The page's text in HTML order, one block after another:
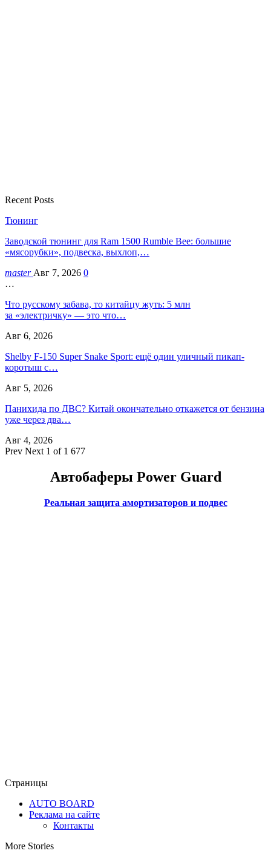
Recent Posts
Тюнинг
Заводской тюнинг для Ram 1500 Rumble Bee: большие
«мясорубки», подвеска, выхлоп,…
master Авг 7, 2026 0
…
Что русскому забава, то китайцу жуть: 5 млн
за «электричку» — это что…
Авг 6, 2026
Shelby F-150 Super Snake Sport: ещё один уличный пикап-
коротыш с…
Авг 5, 2026
Панихида по ДВС? Китай окончательно откажется от бензина
уже через два…
Авг 4, 2026
Prev Next 1 of 1 677
Автобаферы Power Guard
Реальная защита амортизаторов и подвес
Страницы
AUTO BOARD
Реклама на сайте
Контакты
More Stories